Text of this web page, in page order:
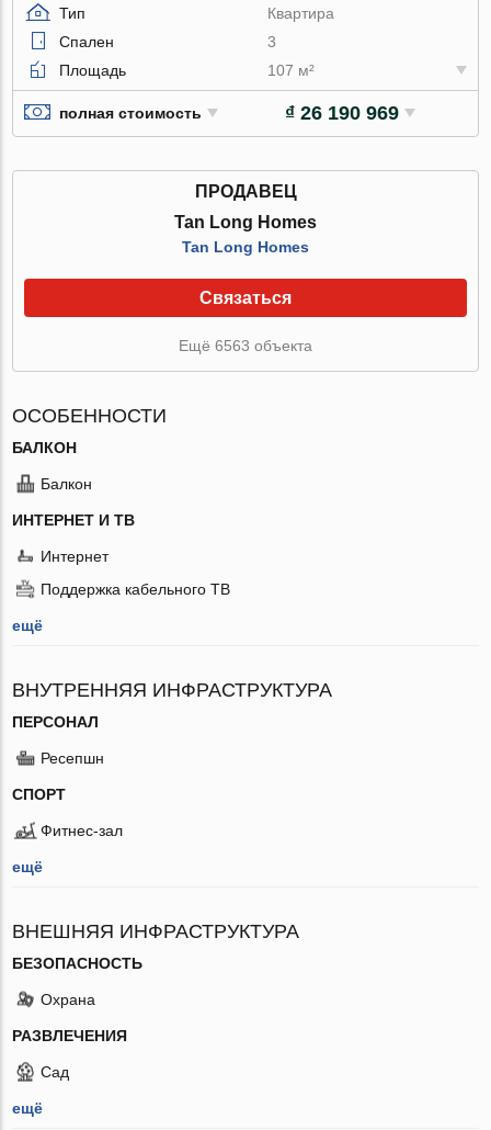
Тип
Квартира
Спален
3
Площадь
107 м²
полная стоимость ₫ 26 190 969
ПРОДАВЕЦ
Tan Long Homes
Tan Long Homes
Связаться
Ещё 6563 объекта
ОСОБЕННОСТИ
БАЛКОН
Балкон
ИНТЕРНЕТ И ТВ
Интернет
Поддержка кабельного ТВ
ещё
ВНУТРЕННЯЯ ИНФРАСТРУКТУРА
ПЕРСОНАЛ
Ресепшн
СПОРТ
Фитнес-зал
ещё
ВНЕШНЯЯ ИНФРАСТРУКТУРА
БЕЗОПАСНОСТЬ
Охрана
РАЗВЛЕЧЕНИЯ
Сад
ещё